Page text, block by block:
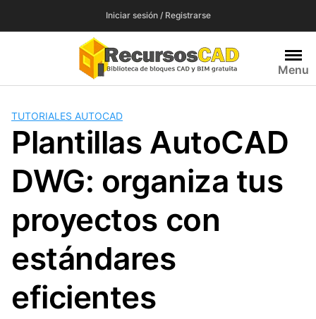
Iniciar sesión / Registrarse
Menu
TUTORIALES AUTOCAD
Plantillas AutoCAD
DWG: organiza tus
proyectos con
estándares
eficientes